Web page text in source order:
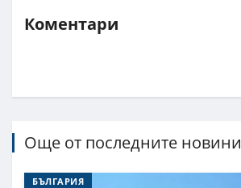
Коментари
Още от последните новини
БЪЛГАРИЯ